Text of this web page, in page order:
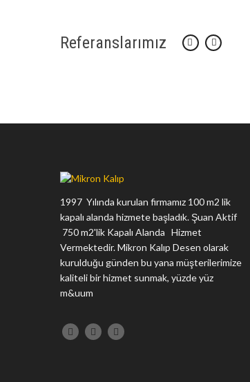
Referanslarımız
1997 Yılında kurulan firmamız 100 m2 lik
kapalı alanda hizmete başladık. Şuan Aktif
750 m2'lik Kapalı Alanda Hizmet
Vermektedir. Mikron Kalıp Desen olarak
kurulduğu günden bu yana müşterilerimize
kaliteli bir hizmet sunmak, yüzde yüz
m&uum